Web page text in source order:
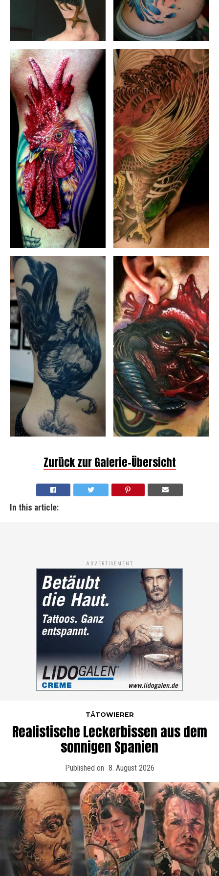
Zurück zur Galerie-Übersicht
In this article:
ADVERTISEMENT
TÄTOWIERER
Realistische Leckerbissen aus dem
sonnigen Spanien
Published on 8. August 2026